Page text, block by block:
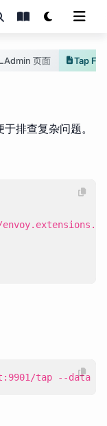
Admin 页面 Tap
排查复杂问题。
tap --data